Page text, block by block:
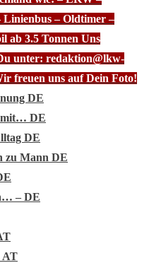
Linienbus – Oldtimer –
ab 3.5 Tonnen Uns
unter: redaktion@lkw-
freuen uns auf Dein Foto!
DE
DE
DE
zu Mann DE
– DE
AT